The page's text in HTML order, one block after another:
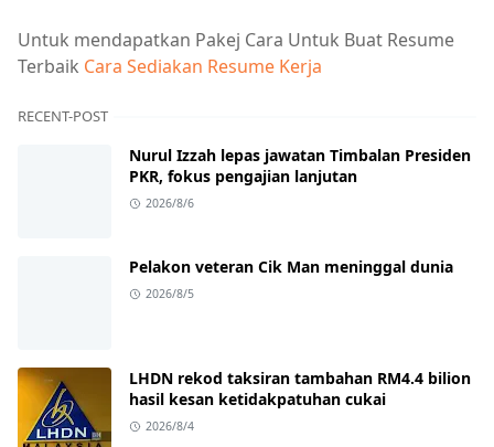
Untuk mendapatkan Pakej Cara Untuk Buat Resume
Terbaik Cara Sediakan Resume Kerja
RECENT-POST
Nurul Izzah lepas jawatan Timbalan Presiden
PKR, fokus pengajian lanjutan
2026/8/6
Pelakon veteran Cik Man meninggal dunia
2026/8/5
LHDN rekod taksiran tambahan RM4.4 bilion
hasil kesan ketidakpatuhan cukai
2026/8/4